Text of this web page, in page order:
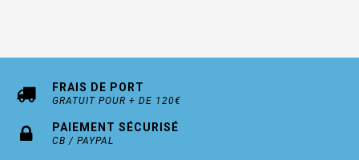
FRAIS DE PORT
GRATUIT POUR + DE 120€
PAIEMENT SÉCURISÉ
CB / PAYPAL